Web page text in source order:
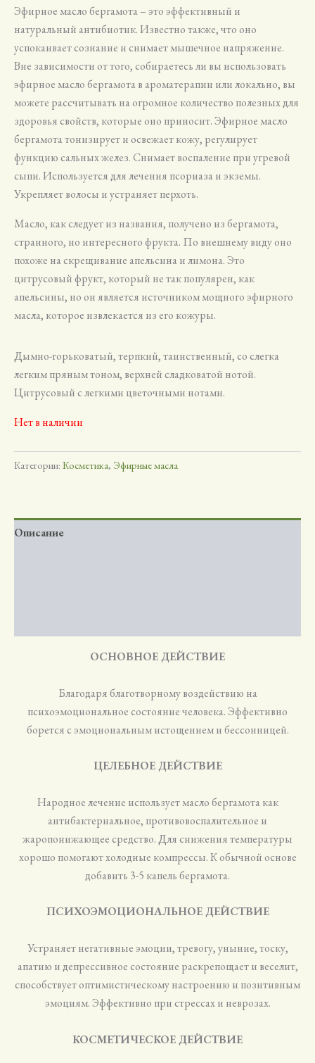
Эфирное масло бергамота – это эффективный и
натуральный антибиотик. Известно также, что оно
успокаивает сознание и снимает мышечное напряжение.
Вне зависимости от того, собираетесь ли вы использовать
эфирное масло бергамота в ароматерапии или локально, вы
можете рассчитывать на огромное количество полезных для
здоровья свойств, которые оно приносит. Эфирное масло
бергамота тонизирует и освежает кожу, регулирует
функцию сальных желез. Снимает воспаление при угревой
сыпи. Используется для лечения псориаза и экземы.
Укрепляет волосы и устраняет перхоть.
Масло, как следует из названия, получено из бергамота,
странного, но интересного фрукта. По внешнему виду оно
похоже на скрещивание апельсина и лимона. Это
цитрусовый фрукт, который не так популярен, как
апельсины, но он является источником мощного эфирного
масла, которое извлекается из его кожуры.
Дымно-горьковатый, терпкий, таинственный, со слегка
легким пряным тоном, верхней сладковатой нотой.
Цитрусовый с легкими цветочными нотами.
Нет в наличии
Категории: Косметика, Эфирные масла
Описание
ОСНОВНОЕ ДЕЙСТВИЕ
Благодаря благотворному воздействию на
психоэмоциональное состояние человека. Эффективно
борется с эмоциональным истощением и бессонницей.
ЦЕЛЕБНОЕ ДЕЙСТВИЕ
Народное лечение использует масло бергамота как
антибактериальное, противовоспалительное и
жаропонижающее средство. Для снижения температуры
хорошо помогают холодные компрессы. К обычной основе
добавить 3-5 капель бергамота.
ПСИХОЭМОЦИОНАЛЬНОЕ ДЕЙСТВИЕ
Устраняет негативные эмоции, тревогу, уныние, тоску,
апатию и депрессивное состояние раскрепощает и веселит,
способствует оптимистическому настроению и позитивным
эмоциям. Эффективно при стрессах и неврозах.
КОСМЕТИЧЕСКОЕ ДЕЙСТВИЕ